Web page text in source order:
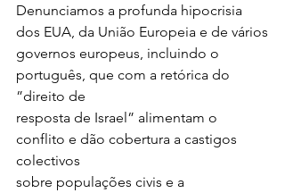
Denunciamos a profunda hipocrisia
dos EUA, da União Europeia e de vários
governos europeus, incluindo o
português, que com a retórica do
”direito de
resposta de Israel” alimentam o
conflito e dão cobertura a castigos
colectivos
sobre populações civis e a